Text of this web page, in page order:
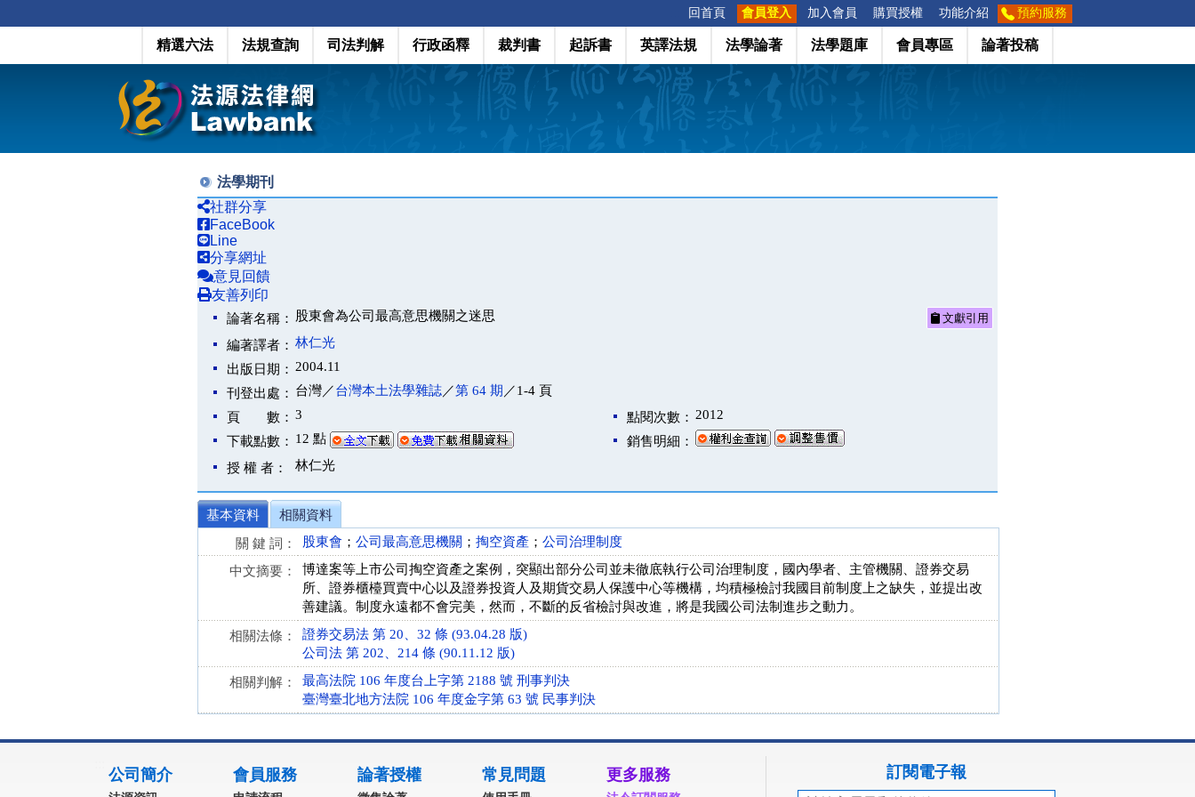
回首頁 會員登入 加入會員 購買授權 功能介紹 預約服務
精選六法 法規查詢 司法判解 行政函釋 裁判書 起訴書 英譯法規 法學論著 法學題庫 會員專區 論著投稿
法學期刊
社群分享
FaceBook
Line
分享網址
意見回饋
友善列印
論著名稱： 股東會為公司最高意思機關之迷思 文獻引用
編著譯者： 林仁光
出版日期： 2004.11
刊登出處： 台灣／台灣本土法學雜誌／第 64 期 ／1-4 頁
頁 數： 3 點閱次數： 2012
下載點數： 12 點
銷售明細：
授 權 者：
林仁光
基本資料
相關資料
關 鍵 詞：
股東會 ； 公司最高意思機關 ； 掏空資產 ； 公司治理制度
中文摘要：
博達案等上市公司掏空資產之案例，突顯出部分公司並未徹底執行公司治理制度，國內學者、主管機關、證券交易
所、證券櫃檯買賣中心以及證券投資人及期貨交易人保護中心等機構，均積極檢討我國目前制度上之缺失，並提出改
善建議。制度永遠都不會完美，然而，不斷的反省檢討與改進，將是我國公司法制進步之動力。
相關法條：
證券交易法 第 20、32 條 (93.04.28 版)
公司法 第 202、214 條 (90.11.12 版)
相關判解：
最高法院 106 年度台上字第 2188 號 刑事判決
臺灣臺北地方法院 106 年度金字第 63 號 民事判決
公司簡介 會員服務 論著授權 常見問題 更多服務 訂閱電子報